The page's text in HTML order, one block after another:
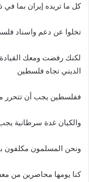
كل ما تريده إيران بما
تخلوا عن دعم واسناد
لكنك رفضت ومعك القيادة
الديني تجاه فلسطين
ففلسطين يجب أن تتحرر
والكيان غدة سرطانية
ونحن المسلمون مكلفون
كنا يومها محاصرين من